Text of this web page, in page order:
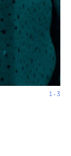
1 · 3